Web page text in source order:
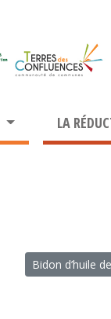
LA
Bidon d’huile